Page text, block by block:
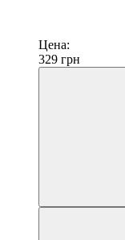
Цена:
329 грн